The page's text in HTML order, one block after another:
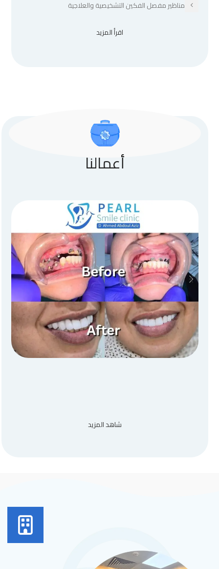
مناظير مفصل الفكين التشخيصية والعلاجية
اقرأ المزيد
أعمالنا
شاهد المزيد